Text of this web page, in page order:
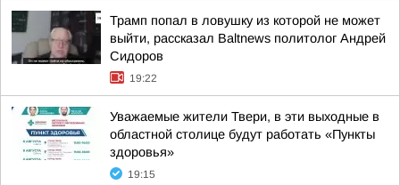
Трамп попал в ловушку из которой не может
выйти, рассказал Baltnews политолог Андрей
Сидоров
19:22
Уважаемые жители Твери, в эти выходные в
областной столице будут работать «Пункты
здоровья»
19:15